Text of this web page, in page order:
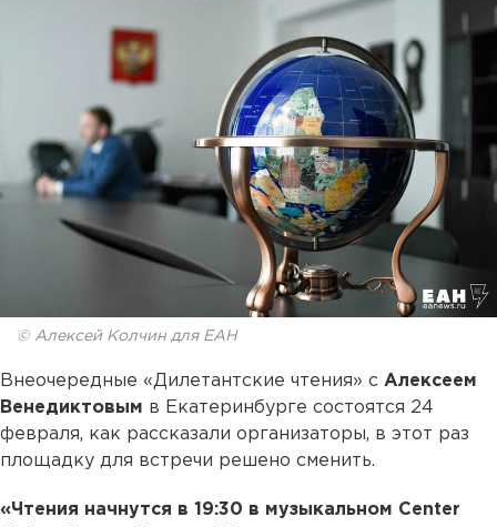
© Алексей Колчин для ЕАН
Внеочередные «Дилетантские чтения» с Алексеем
Венедиктовым в Екатеринбурге состоятся 24
февраля, как рассказали организаторы, в этот раз
площадку для встречи решено сменить.
«Чтения начнутся в 19:30 в музыкальном Center